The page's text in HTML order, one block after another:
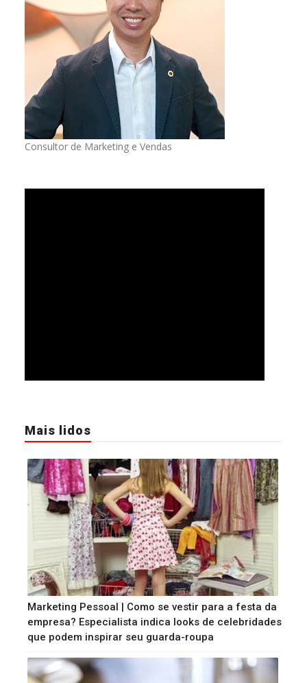
Consultor de Marketing e Vendas
Mais lidos
Marketing Pessoal | Como se vestir para a festa da
empresa? Especialista indica looks de celebridades
que podem inspirar seu guarda-roupa